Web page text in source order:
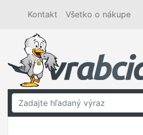
Kontakt Všetko o nákupe